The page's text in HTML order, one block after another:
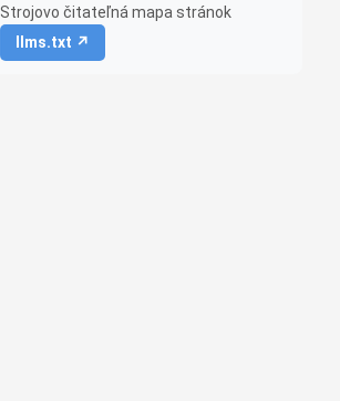
Strojovo čitateľná mapa stránok
llms.txt ↗